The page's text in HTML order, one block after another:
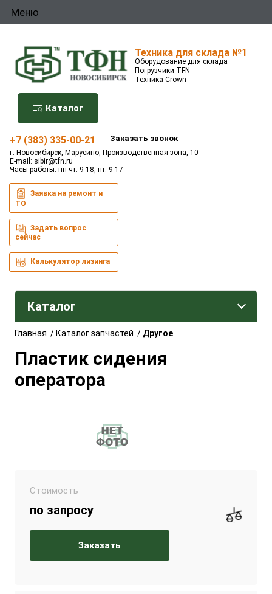
Меню
Техника для склада №1
Оборудование для склада
Погрузчики TFN
Техника Crown
Каталог
+7 (383) 335-00-21 Заказать звонок
г. Новосибирск, Марусино, Производственная зона, 10
E-mail: sibir@tfn.ru
Часы работы: пн-чт: 9-18, пт: 9-17
Заявка на ремонт и
ТО
Задать вопрос
сейчас
Калькулятор лизинга
Каталог
Главная /Каталог запчастей / Другое
Пластик сидения
оператора
Стоимость
по запросу
Заказать